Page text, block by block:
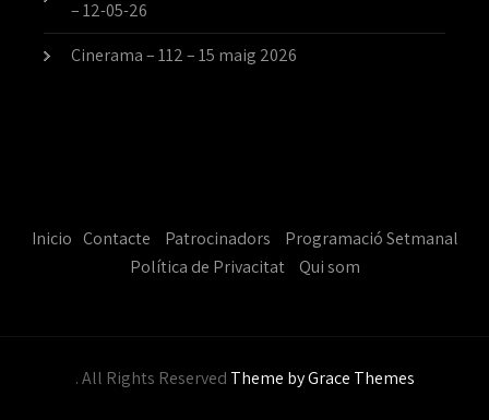
– 12-05-26
Cinerama – 112 – 15 maig 2026
Inicio Contacte Patrocinadors
Programació Setmanal
Política de Privacitat
Qui som
. All Rights Reserved Theme by Grace Themes